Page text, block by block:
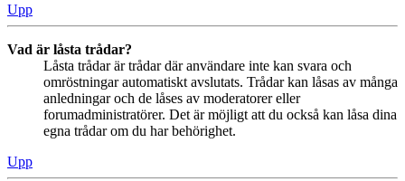
Upp
Vad är låsta trådar?
Låsta trådar är trådar där användare inte kan svara och
omröstningar automatiskt avslutats. Trådar kan låsas av många
anledningar och de låses av moderatorer eller
forumadministratörer. Det är möjligt att du också kan låsa dina
egna trådar om du har behörighet.
Upp